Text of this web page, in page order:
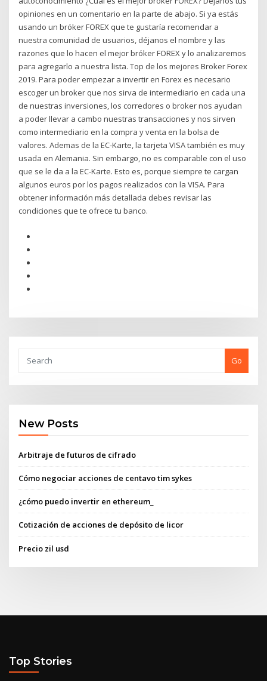
opiniones en un comentario en la parte de abajo. Si ya estás
usando un bróker FOREX que te gustaría recomendar a
nuestra comunidad de usuarios, déjanos el nombre y las
razones que lo hacen el mejor bróker FOREX y lo analizaremos
para agregarlo a nuestra lista. Top de los mejores Broker Forex
2019. Para poder empezar a invertir en Forex es necesario
escoger un broker que nos sirva de intermediario en cada una
de nuestras inversiones, los corredores o broker nos ayudan
a poder llevar a cambo nuestras transacciones y nos sirven
como intermediario en la compra y venta en la bolsa de
valores. Ademas de la EC-Karte, la tarjeta VISA también es muy
usada en Alemania. Sin embargo, no es comparable con el uso
que se le da a la EC-Karte. Esto es, porque siempre te cargan
algunos euros por los pagos realizados con la VISA. Para
obtener información más detallada debes revisar las
condiciones que te ofrece tu banco.
Go
New Posts
Arbitraje de futuros de cifrado
Cómo negociar acciones de centavo tim sykes
¿cómo puedo invertir en ethereum_
Cotización de acciones de depósito de licor
Precio zil usd
Top Stories